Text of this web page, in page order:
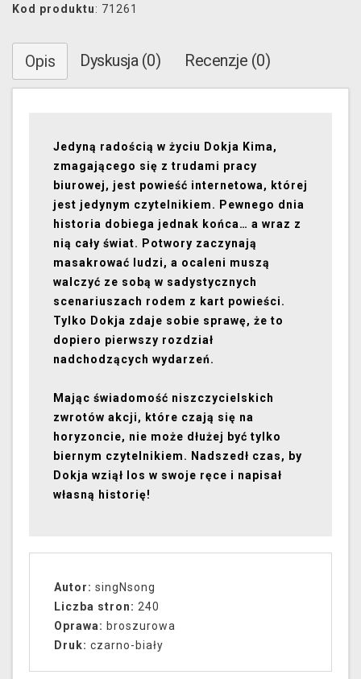
Kod produktu: 71261
Opis Dyskusja (0) Recenzje (0)
Jedyną radością w życiu Dokja Kima,
zmagającego się z trudami pracy
biurowej, jest powieść internetowa, której
jest jedynym czytelnikiem. Pewnego dnia
historia dobiega jednak końca… a wraz z
nią cały świat. Potwory zaczynają
masakrować ludzi, a ocaleni muszą
walczyć ze sobą w sadystycznych
scenariuszach rodem z kart powieści.
Tylko Dokja zdaje sobie sprawę, że to
dopiero pierwszy rozdział
nadchodzących wydarzeń.
Mając świadomość niszczycielskich
zwrotów akcji, które czają się na
horyzoncie, nie może dłużej być tylko
biernym czytelnikiem. Nadszedł czas, by
Dokja wziął los w swoje ręce i napisał
własną historię!
Autor: singNsong
Liczba stron: 240
Oprawa: broszurowa
Druk: czarno-biały